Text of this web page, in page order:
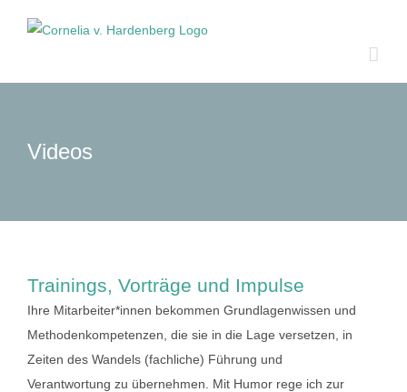
Inhalt
Videos
Trainings, Vorträge und Impulse
Ihre Mitarbeiter*innen bekommen Grundlagenwissen und
Methodenkompetenzen, die sie in die Lage versetzen, in
Zeiten des Wandels (fachliche) Führung und
Verantwortung zu übernehmen. Mit Humor rege ich zur